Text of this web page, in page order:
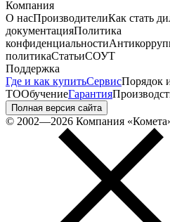
Компания
О насПроизводителиКак стать
документацияПолитика
конфиденциальности
политикаСтатьиСОУТ
Поддержка
Где и как купитьСервисПорядок
ТООбучениеГарантия
Полная версия сайта
© 2002—2026 Компания